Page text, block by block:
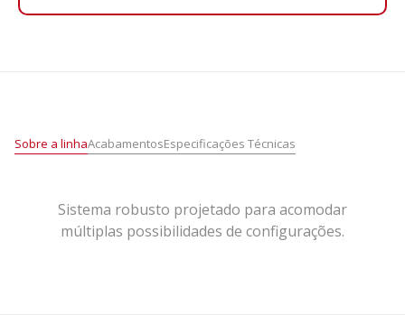
Sobre a linhaAcabamentosEspecificações Técnicas
Sistema robusto projetado para acomodar
múltiplas possibilidades de configurações.